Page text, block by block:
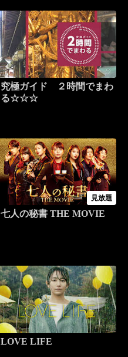
究極ガイド ２時間でまわ
る☆☆☆
見放題
七人の秘書 THE MOVIE
LOVE LIFE